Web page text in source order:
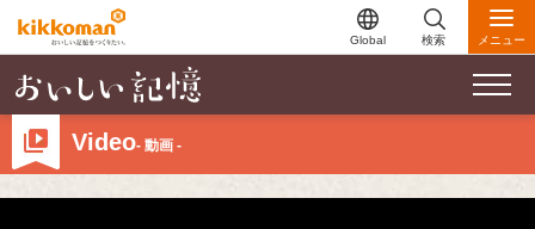
Global 検索 メニュー
Video- 動画 -